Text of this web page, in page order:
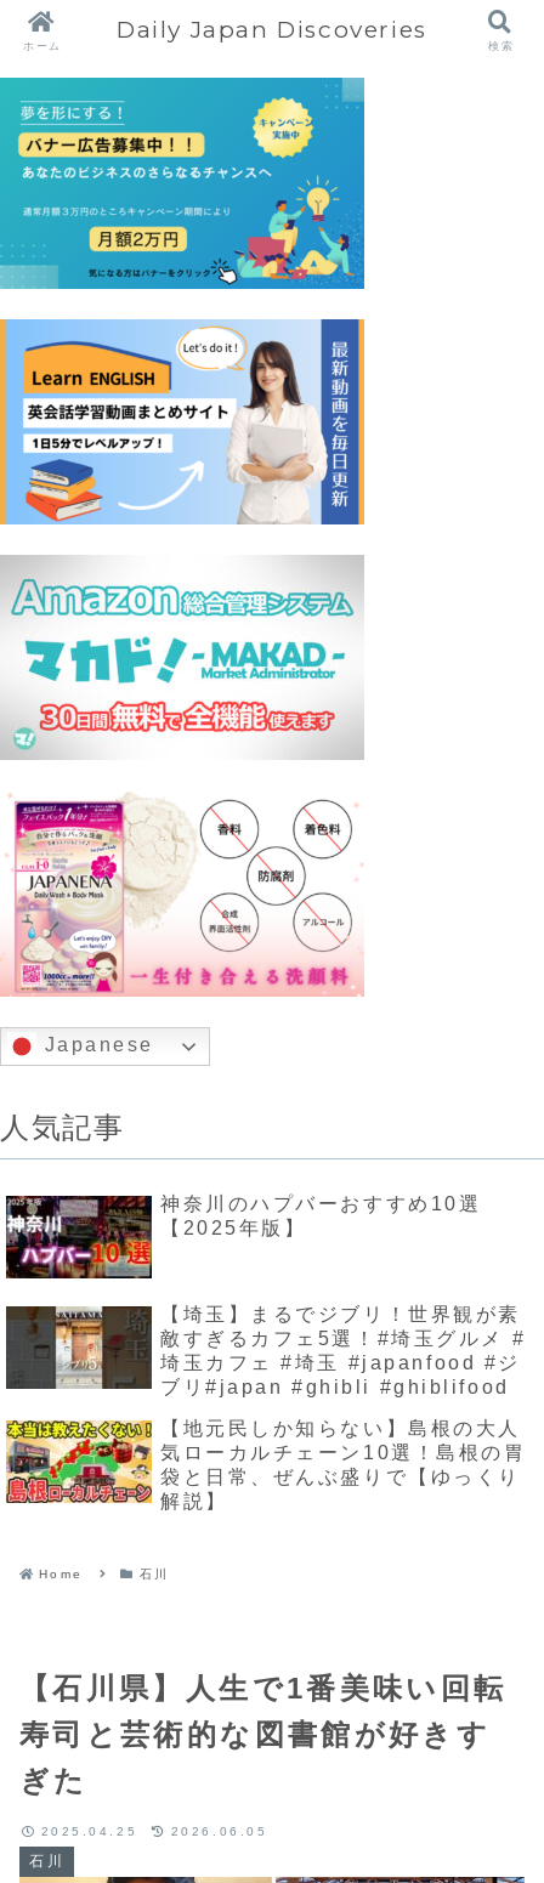
Japanese
人気記事
神奈川のハプバーおすすめ10選
【2025年版】
【埼玉】まるでジブリ！世界観が素
敵すぎるカフェ5選！#埼玉グルメ #
埼玉カフェ #埼玉 #japanfood #ジ
ブリ#japan #ghibli #ghiblifood
【地元民しか知らない】島根の大人
気ローカルチェーン10選！島根の胃
袋と日常、ぜんぶ盛りで【ゆっくり
解説】
Home 石川
【石川県】人生で1番美味い回転
寿司と芸術的な図書館が好きす
ぎた
石川
2025.04.25 2026.06.05
ホーム
Daily Japan Discoveries
検索